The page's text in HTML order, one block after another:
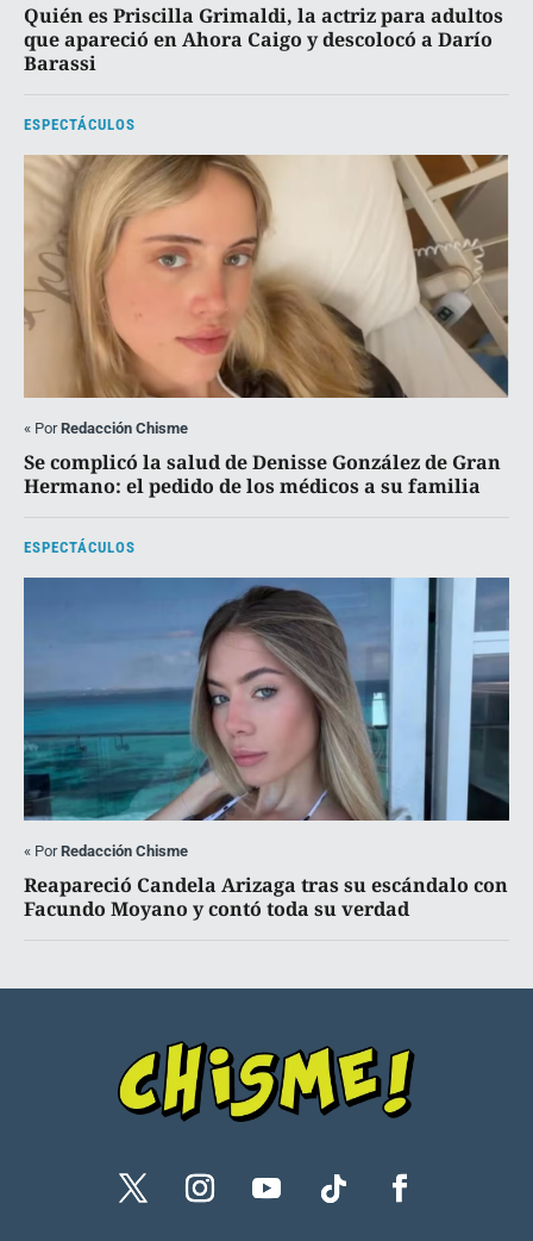
Quién es Priscilla Grimaldi, la actriz para adultos
que apareció en Ahora Caigo y descolocó a Darío
Barassi
ESPECTÁCULOS
« PorRedacción Chisme
Se complicó la salud de Denisse González de Gran
Hermano: el pedido de los médicos a su familia
ESPECTÁCULOS
« PorRedacción Chisme
Reapareció Candela Arizaga tras su escándalo con
Facundo Moyano y contó toda su verdad